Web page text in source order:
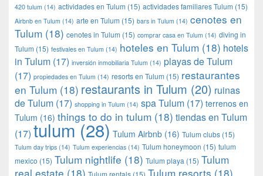
420 tulum (14) actividades en Tulum (15) actividades familiares Tulum (15)
Airbnb en Tulum (14) arte en Tulum (15) bars in Tulum (14) cenotes en
Tulum (18) cenotes in Tulum (15) comprar casa en Tulum (14) diving in
Tulum (15) festivales en Tulum (14) hoteles en Tulum (18) hotels
in Tulum (17) inversión inmobiliaria Tulum (14) playas de Tulum
(17) propiedades en Tulum (14) resorts en Tulum (15) restaurantes
en Tulum (18) restaurants in Tulum (20) ruinas
de Tulum (17) shopping in Tulum (14) spa Tulum (17) terrenos en
Tulum (16) things to do in tulum (18) tiendas en Tulum
(17) tulum(28) Tulum Airbnb (16) Tulum clubs (15)
Tulum day trips (14) Tulum experiencias (14) Tulum honeymoon (15) tulum
mexico (15) Tulum nightlife (18) Tulum playa (15) Tulum
real estate (18) Tulum rentals (15) Tulum resorts (18)